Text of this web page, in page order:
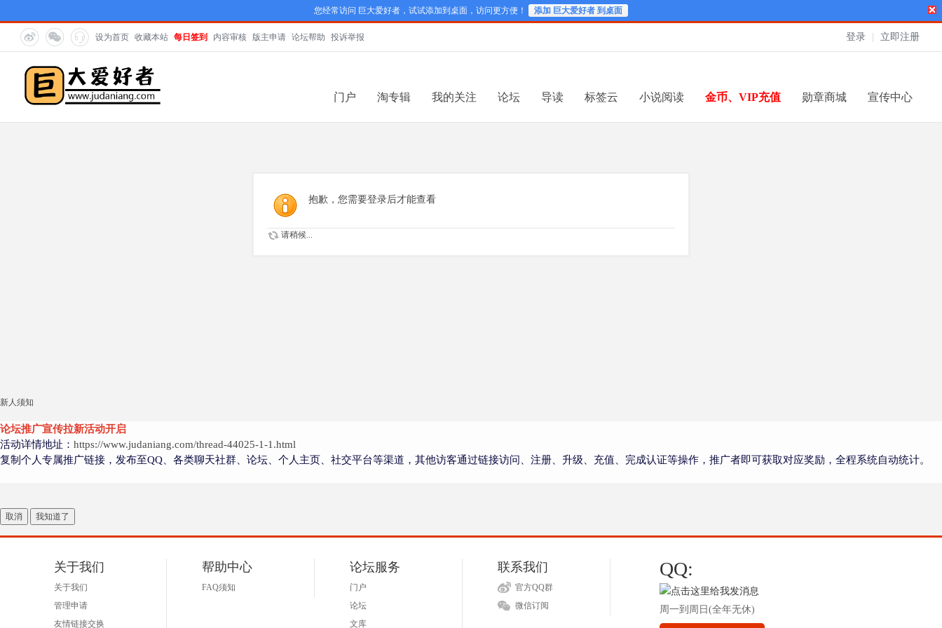
您经常访问 巨大爱好者，试试添加到桌面，访问更方便！ 添加 巨大爱好者 到桌面
登录 立即注册
设为首页 收藏本站 每日签到 内容审核 版主申请 论坛帮助 投诉举报
门户 淘专辑 我的关注 论坛 导读 标签云 小说阅读 金币、VIP充值 勋章商城 宣传中心
抱歉，您需要登录后才能查看
请稍候...
新人须知
论坛推广宣传拉新活动开启
活动详情地址： https://www.judaniang.com/thread-44025-1-1.html
复制个人专属推广链接，发布至QQ、各类聊天社群、论坛、个人主页、社交平台等渠道，其他访客通过链接访问、注册、升级、充值、完成认证等操作，推广者即可获取对应奖励，全程系统自动统计。
取消 我知道了
关于我们
关于我们
管理申请
友情链接交换
帮助中心
FAQ须知
论坛服务
门户
论坛
文库
联系我们
官方QQ群
微信订阅
QQ:
周一到周日(全年无休)